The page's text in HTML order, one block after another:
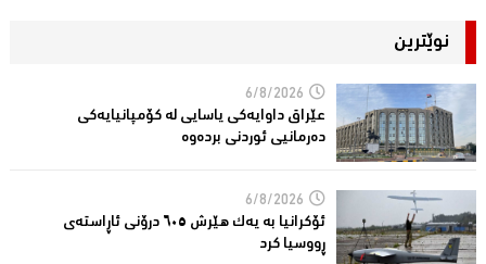
نوێترین
6/8/2026
عێراق داوایەکی یاسایی لە کۆمپانیایه‌كی
دەرمانیى ئوردنی بردەوە
6/8/2026
ئۆکرانیا بە یەک هێرش ٦٠٥ درۆنی ئاڕاستەى
ڕووسیا کرد